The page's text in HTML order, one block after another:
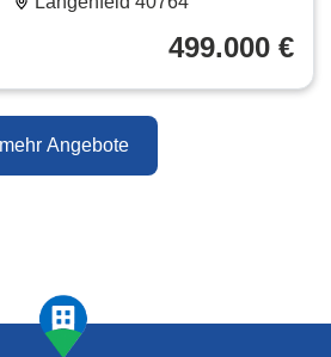
499.000 €
mehr Angebote